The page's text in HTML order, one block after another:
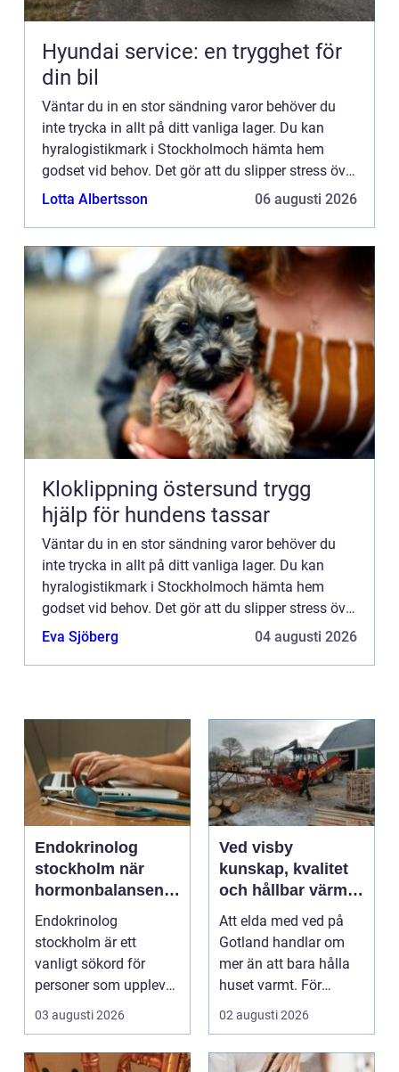
Hyundai service: en trygghet för
din bil
Väntar du in en stor sändning varor behöver du
inte trycka in allt på ditt vanliga lager. Du kan
hyralogistikmark i Stockholmoch hämta hem
godset vid behov. Det gör att du slipper stress över
att lagret är för litet och du får plats att köra med
Lotta Albertsson 06 augusti 2026
Kloklippning östersund trygg
hjälp för hundens tassar
Väntar du in en stor sändning varor behöver du
inte trycka in allt på ditt vanliga lager. Du kan
hyralogistikmark i Stockholmoch hämta hem
godset vid behov. Det gör att du slipper stress över
att lagret är för litet och du får plats att köra med
Eva Sjöberg 04 augusti 2026
Endokrinolog
stockholm när
hormonbalansen
behöver
specialistvård
Endokrinolog
stockholm är ett
vanligt sökord för
personer som upplever
trötthet,
viktförändringar, h...
03 augusti 2026
Ved visby
kunskap, kvalitet
och hållbar värme
på gotland
Att elda med ved på
Gotland handlar om
mer än att bara hålla
huset varmt. För
många är brasan i
kami...
02 augusti 2026